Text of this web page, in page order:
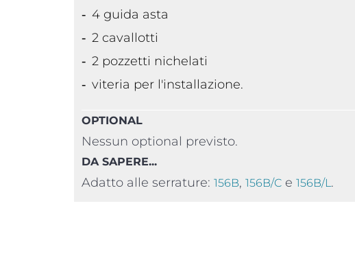
4 guida asta
2 cavallotti
2 pozzetti nichelati
viteria per l'installazione.
OPTIONAL
Nessun optional previsto.
DA SAPERE...
Adatto alle serrature: 156B, 156B/Ce 156B/L.